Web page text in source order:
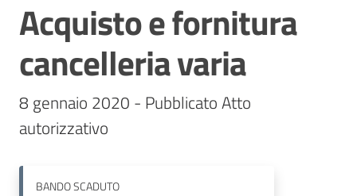
Stazioni
appaltanti
Contatti
Salta al contenuto
Acquisto e fornitura
cancelleria varia
8 gennaio 2020 - Pubblicato Atto
BANDOSCADUTO